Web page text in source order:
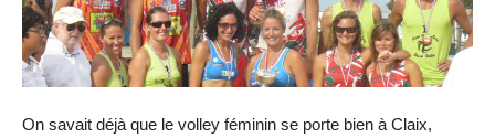
On savait déjà que le volley féminin se porte bien à Claix,